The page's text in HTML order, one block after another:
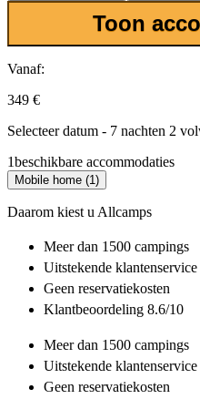
Toon
Vanaf:
349 €
Selecteer datum - 7 nachten 2
1beschikbare accommodaties
Mobile home (1)
Daarom kiest u Allcamps
Meer dan 1500 campings
Uitstekende klantenservice
Geen reservatiekosten
Klantbeoordeling 8.6/10
Meer dan 1500 campings
Uitstekende klantenservice
Geen reservatiekosten